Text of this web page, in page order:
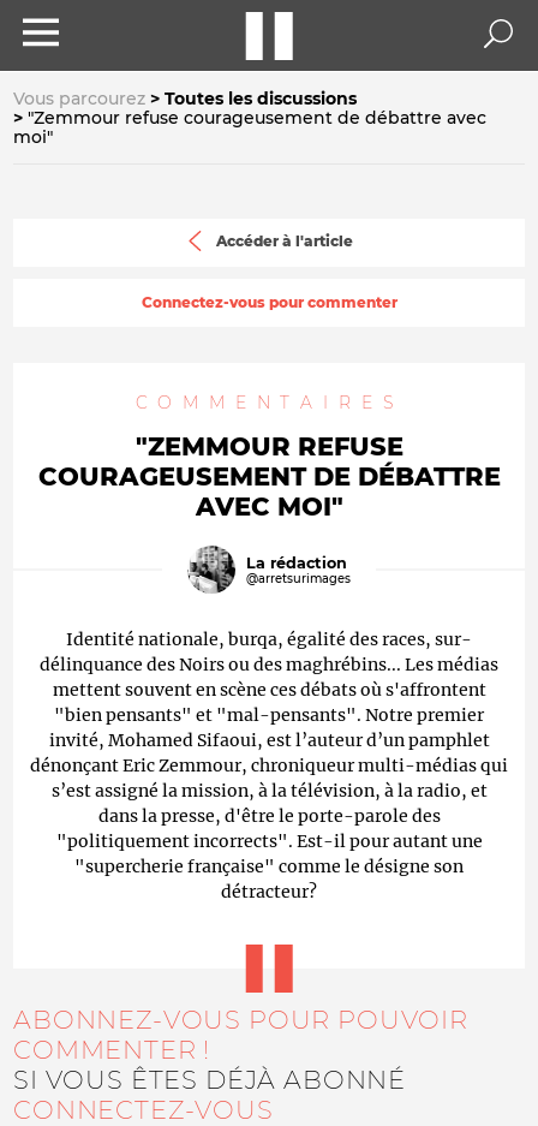
Vous parcourez
Toutes les discussions
"Zemmour refuse courageusement de débattre avec
moi"
Accéder à l'article
Connectez-vous pour commenter
COMMENTAIRES
"ZEMMOUR REFUSE
COURAGEUSEMENT DE DÉBATTRE
AVEC MOI"
La rédaction
@arretsurimages
Identité nationale, burqa, égalité des races, sur-
délinquance des Noirs ou des maghrébins... Les médias
mettent souvent en scène ces débats où s'affrontent
"bien pensants" et "mal-pensants". Notre premier
invité, Mohamed Sifaoui, est l’auteur d’un pamphlet
dénonçant Eric Zemmour, chroniqueur multi-médias qui
s’est assigné la mission, à la télévision, à la radio, et
dans la presse, d'être le porte-parole des
"politiquement incorrects". Est-il pour autant une
"supercherie française" comme le désigne son
détracteur?
ABONNEZ-VOUS POUR POUVOIR
COMMENTER !
SI VOUS ÊTES DÉJÀ ABONNÉ
CONNECTEZ-VOUS